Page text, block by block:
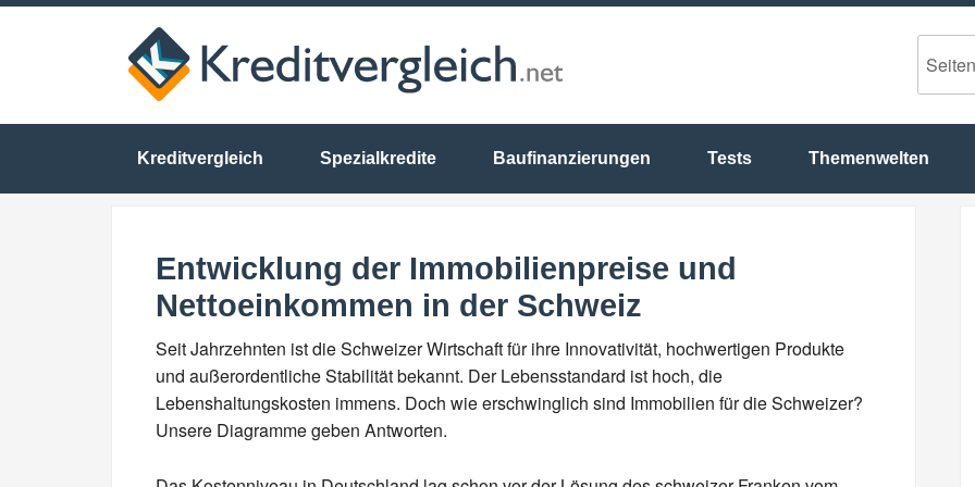
Kreditvergleich Spezialkredite Baufinanzierungen Tests Themenwelten
Entwicklung der Immobilienpreise und
Nettoeinkommen in der Schweiz
Seit Jahrzehnten ist die Schweizer Wirtschaft für ihre Innovativität, hochwertigen Produkte
und außerordentliche Stabilität bekannt. Der Lebensstandard ist hoch, die
Lebenshaltungskosten immens. Doch wie erschwinglich sind Immobilien für die Schweizer?
Unsere Diagramme geben Antworten.